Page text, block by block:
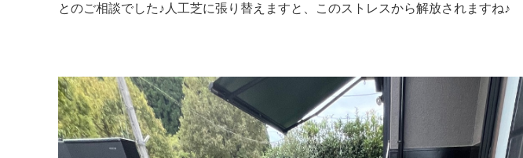
とのご相談でした♪人工芝に張り替えますと、このストレスから解放されますね♪